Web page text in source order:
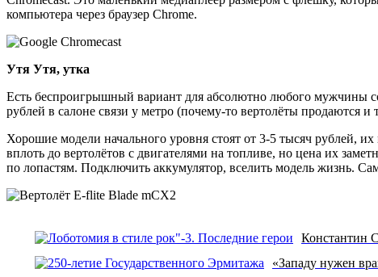
компьютера через браузер Chrome.
Утя Утя, утка
Есть беспроигрышный вариант для абсолютно любого мужчины
рублей в салоне связи у метро (почему-то вертолёты продаются
Хорошие модели начального уровня стоят от 3-5 тысяч рублей,
вплоть до вертолётов с двигателями на топливе, но цена их
по лопастям. Подключить аккумулятор, вселить модель жизнь.
Константин
«Западу нужен